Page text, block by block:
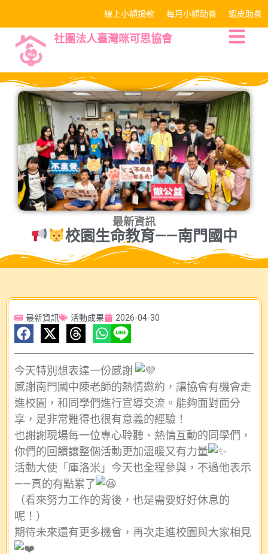
線上小額捐款 每月小額助養 蝦皮助養
社團法人臺灣咪可思協會
最新資訊
校園生命教育——南門國中
最新資訊 活動成果 2026-04-30
今天特別想表達一份感謝
感謝南門國中陳老師的熱情邀約，讓協會有機會走
進校園，和同學們進行宣導交流。能夠面對面分
享，是非常難得也很有意義的經驗！
也謝謝現場每一位專心聆聽、熱情互動的同學們，
你們的回饋讓整個活動更加溫暖又有力量
活動大使「庫洛米」今天也全程參與，不過他表示
——真的有點累了
（看來努力工作的背後，也是需要好好休息的
呢！）
期待未來還有更多機會，再次走進校園與大家相見